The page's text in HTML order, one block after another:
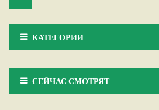
КАТЕГОРИИ
СЕЙЧАС СМОТРЯТ